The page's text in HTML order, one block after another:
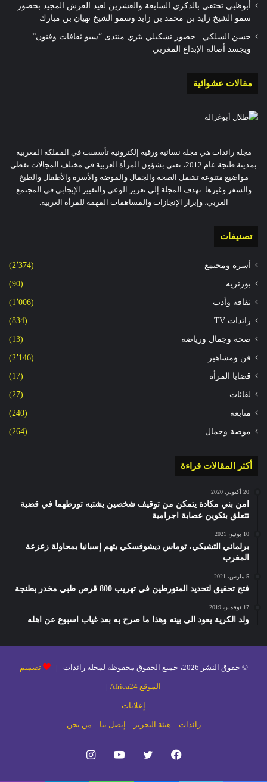
أبوظبي تحتفي بالذكرى السابعة والعشرين لعيد العرش المجيد بحضور
سمو الشيخ زايد بن محمد بن زايد وسمو الشيخ نهيان بن مبارك
حسن السلكي.. حضور تشكيلي يثري منتدى “سبو ثقافات وفنون”
ويجسد أصالة الإبداع المغربي
مقالات عشوائية
مجلة رائدات هي مجلة نسائية ورقية إلكترونية تأسست في المملكة المغربية
بمدينة طنجة عام 2012، تعنى بشؤون المرأة العربية في مختلف المجالات.تغطي
مواضيع متنوعة تشمل الصحة والجمال والموضة والأسرة والأطفال والطبخ
والسفر وغيرها. تهدف المجلة إلى تعزيز الوعي والتغيير الإيجابي في المجتمع
العربي، وإبراز الإنجازات والمساهمات المهمة للمرأة العربية.
تصنيفات
أسرة ومجتمع (2٬374)
بورتريه (90)
ثقافة وأدب (1٬006)
رائدات TV (834)
صحة وجمال ورياضة (13)
فن ومشاهير (2٬146)
قضايا المرأة (17)
لقائات (27)
متابعة (240)
موضة وجمال (264)
أكثر المقالات قراءة
20 أكتوبر، 2020
امن بني مكادة يتمكن من توقيف شخصين يشتبه تورطهما في قضية
تتعلق بتكوين عصابة اجرامية
10 يونيو، 2021
برلماني التشيكي، توماس ديشوفسكي يتهم إسبانيا بمحاولة زعزعة
المغرب
5 مارس، 2021
فتح تحقيق لتحديد المتورطين في تهريب 800 قرص طبي مخدر بطنجة
17 نوفمبر، 2019
ولد الكرية يعود الى بيته وهذا ما صرح به بعد غياب اسبوع عن اهله
© حقوق النشر 2026، جميع الحقوق محفوظة لمجلة رائدات | تصميم
الموقع Africa24 |
إعلانات
رائدات هيئة التحرير إتصل بنا من نحن
فيسبوك تويتر يوتيوبانستقرام